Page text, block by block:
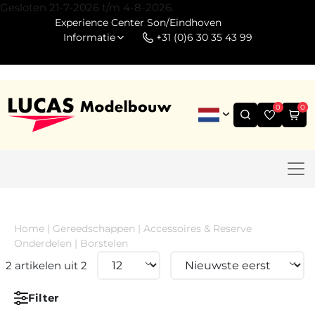
Gesloten 21-7-2026 t/m 4-8-2026.
Experience Center Son/Eindhoven
Informatie
+31 (0)6 30 35 43 99
0 0
Home Gereedschappen
Accessoires & Reserve
Onderdelen
Borstelen
2 artikelen uit 2
Filter